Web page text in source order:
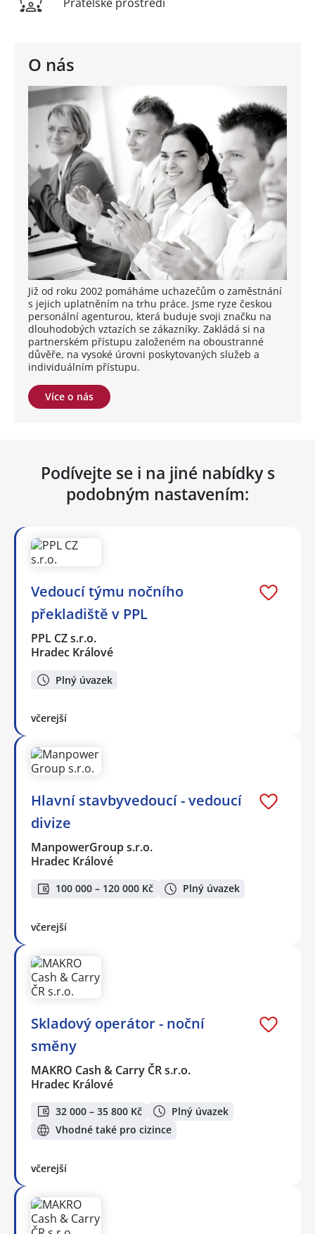
O nás
Již od roku 2002 pomáháme uchazečům o zaměstnání
s jejich uplatněním na trhu práce. Jsme ryze českou
personální agenturou, která buduje svoji značku na
dlouhodobých vztazích se zákazníky. Zakládá si na
partnerském přístupu založeném na oboustranné
důvěře, na vysoké úrovni poskytovaných služeb a
individuálním přístupu.
Více o nás
Podívejte se i na jiné nabídky s
podobným nastavením:
Vedoucí týmu nočního
překladiště v PPL
PPL CZ s.r.o.
Hradec Králové
Plný úvazek
včerejší
Hlavní stavbyvedoucí - vedoucí
divize
ManpowerGroup s.r.o.
Hradec Králové
100 000 – 120 000 Kč Plný úvazek
včerejší
Skladový operátor - noční
směny
MAKRO Cash & Carry ČR s.r.o.
Hradec Králové
32 000 – 35 800 Kč
Plný úvazek
Vhodné také pro cizince
včerejší